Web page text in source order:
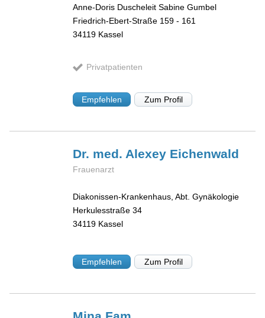
Anne-Doris Duscheleit Sabine Gumbel
Friedrich-Ebert-Straße 159 - 161
34119 Kassel
Privatpatienten
Empfehlen Zum Profil
Dr. med. Alexey Eichenwald
Frauenarzt
Diakonissen-Krankenhaus, Abt. Gynäkologie
Herkulesstraße 34
34119 Kassel
Empfehlen Zum Profil